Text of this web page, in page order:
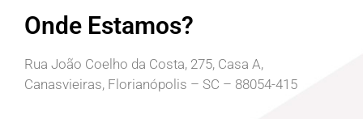
Onde Estamos?
Rua João Coelho da Costa, 275, Casa A,
Canasvieiras, Florianópolis – SC – 88054-415